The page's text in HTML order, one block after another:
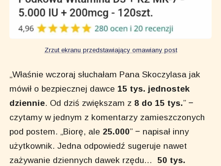
Zrzut ekranu przedstawiający omawiany post
„Właśnie wczoraj słuchałam Pana Skoczylasa jak
mówił o bezpiecznej dawce 15 tys. jednostek
dziennie. Od dziś zwiększam z 8 do 15 tys.” ‒
czytamy w jednym z komentarzy zamieszczonych
pod postem. „Biorę, ale 25.000” ‒ napisał inny
użytkownik. Jedna odpowiedź sugeruje nawet
zażywanie dziennych dawek rzędu…50 tys.